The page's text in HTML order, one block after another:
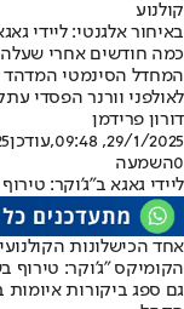
קולנוע
באיחור אלגנטי: ליידי
כמה חודשים אחרי
המחדל הסינמטי
לאולפני וורנר הפסדי עתק שנאמדים
דורון פרידמן
29/1/2025, 09:48
,עודכן
0השמעה
ליידי גאגא ב"ג'וקר:
אחד הכישלונות הקולנועיים
הקומיקס "ג'וקר: טירוף
גם ספג ביקורות